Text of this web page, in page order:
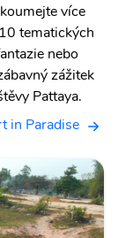
více
tematických
nebo
zážitek
Pattaya.
in Paradise